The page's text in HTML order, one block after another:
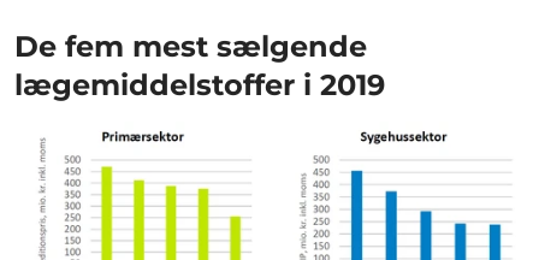
De fem mest sælgende
lægemiddelstoffer i 2019